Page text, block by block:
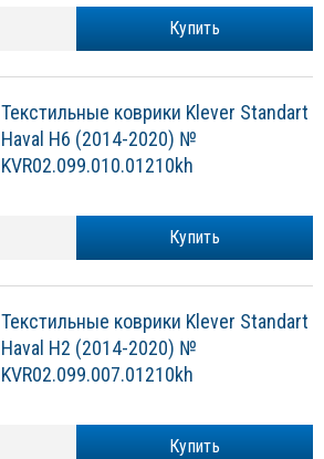
Купить
Текстильные коврики Klever Standart
Haval H6 (2014-2020) №
KVR02.099.010.01210kh
Купить
Текстильные коврики Klever Standart
Haval H2 (2014-2020) №
KVR02.099.007.01210kh
Купить